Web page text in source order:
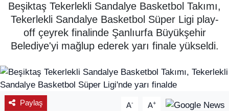
Beşiktaş Tekerlekli Sandalye Basketbol Takımı,
Tekerlekli Sandalye Basketbol Süper Ligi play-
off çeyrek finalinde Şanlıurfa Büyükşehir
Belediye'yi mağlup ederek yarı finale yükseldi.
Paylaş A- A+
KADIN
KÜLTÜR SANAT